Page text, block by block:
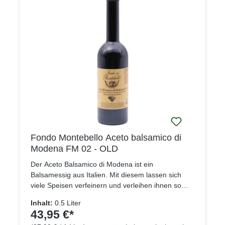
Fondo Montebello Aceto balsamico di
Modena FM 02 - OLD
Der Aceto Balsamico di Modena ist ein
Balsamessig aus Italien. Mit diesem lassen sich
viele Speisen verfeinern und verleihen ihnen so
gekochter TraubenmostSäure: min.
6%Durchschnittliche Nährwerte pro
Inhalt: 0.5 Liter
43,95 €*